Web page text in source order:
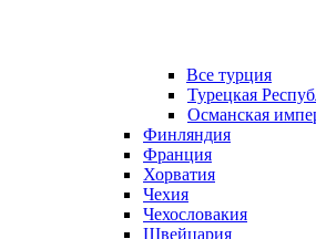
Все турция
Турецкая
Османская
Финляндия
Франция
Хорватия
Чехия
Чехословакия
Швейцария